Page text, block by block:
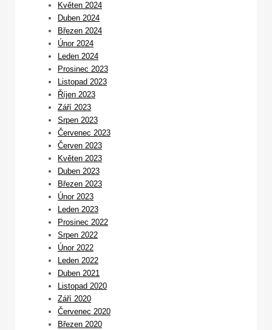
Květen 2024
Duben 2024
Březen 2024
Únor 2024
Leden 2024
Prosinec 2023
Listopad 2023
Říjen 2023
Září 2023
Srpen 2023
Červenec 2023
Červen 2023
Květen 2023
Duben 2023
Březen 2023
Únor 2023
Leden 2023
Prosinec 2022
Srpen 2022
Únor 2022
Leden 2022
Duben 2021
Listopad 2020
Září 2020
Červenec 2020
Březen 2020